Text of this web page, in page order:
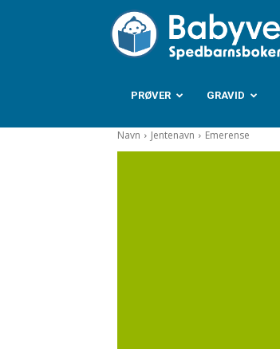
PRØVER GRAVID
Navn Jentenavn Emerense